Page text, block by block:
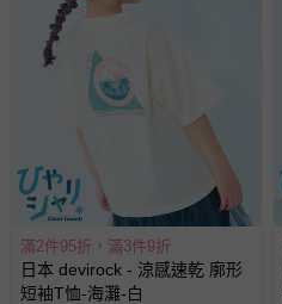
滿2件95折，滿3件9折
日本 devirock - 涼感速乾 廓形
短袖T恤-海灘-白